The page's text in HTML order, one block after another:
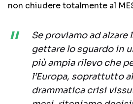
non chiudere totalmente al
Se proviamo ad alzare
gettare lo sguardo in
più ampia rilevo che
l’Europa, soprattutto
drammatica crisi